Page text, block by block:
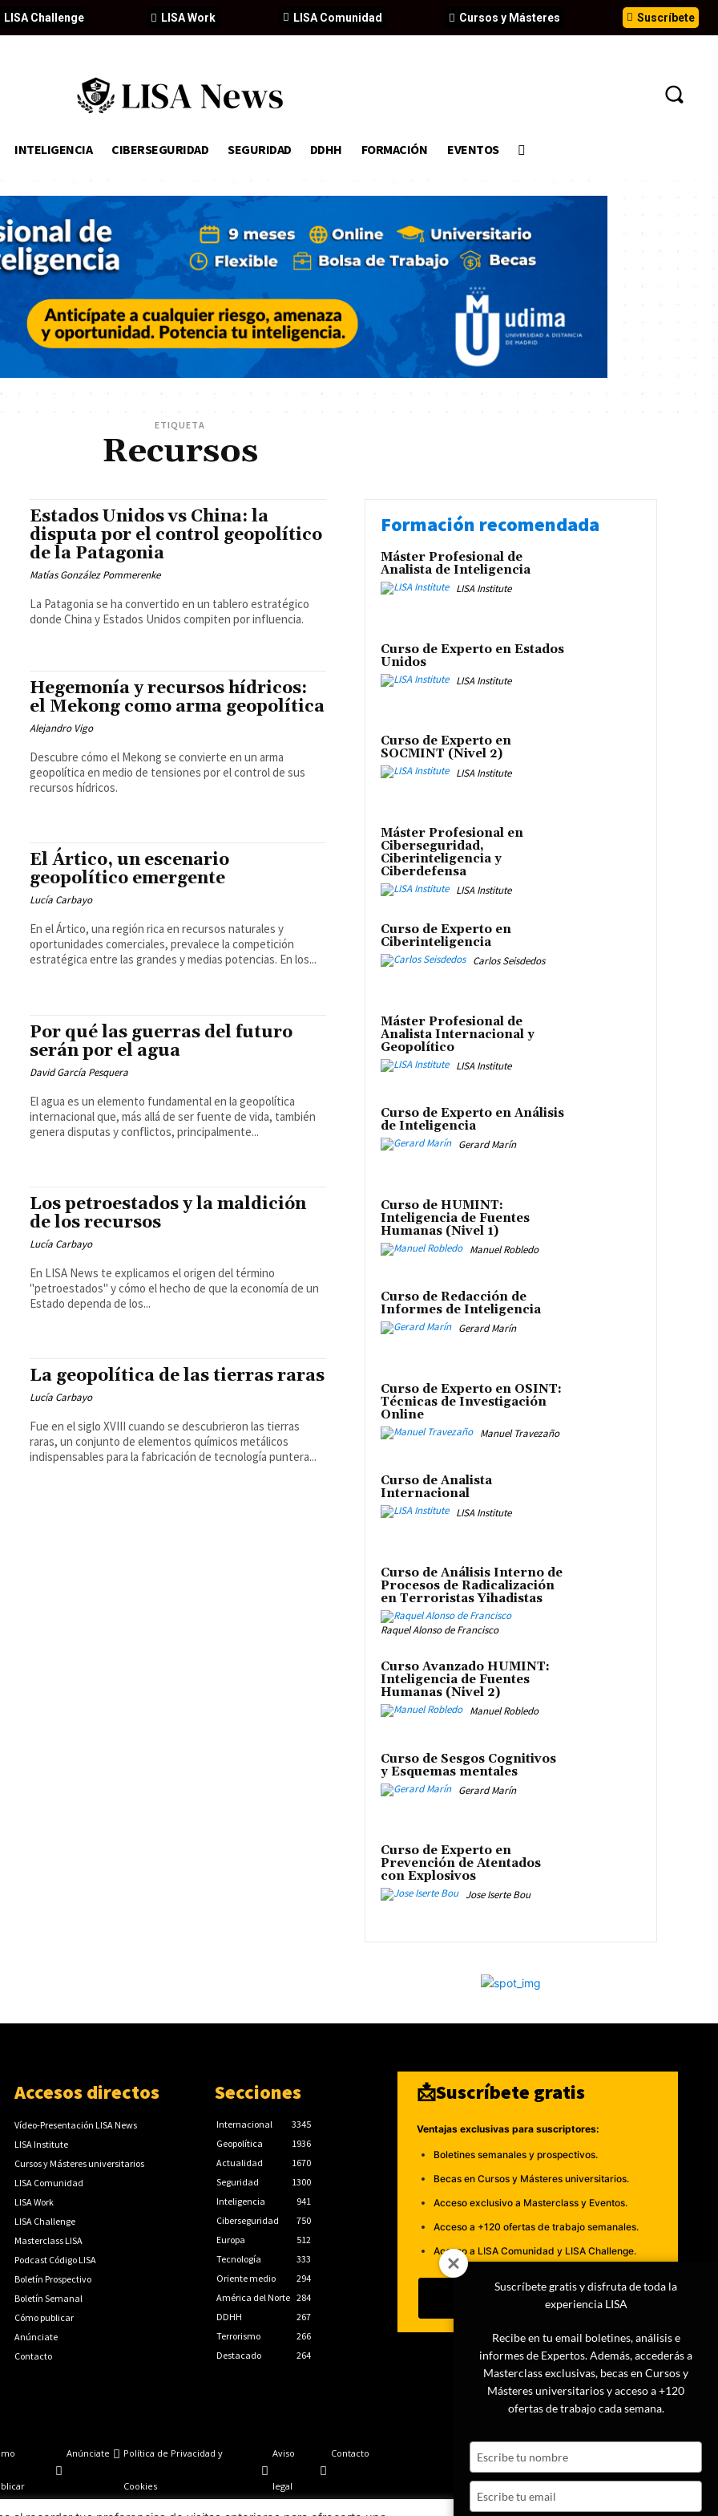
Suscríbete
Cursos y Másteres
LISA Comunidad
LISA Work
LISA Challenge
INTELIGENCIA CIBERSEGURIDAD SEGURIDAD DDHH FORMACIÓN EVENTOS
ETIQUETA
Recursos
Estados Unidos vs China: la
disputa por el control geopolítico
de la Patagonia
Matías González Pommerenke
La Patagonia se ha convertido en un tablero estratégico
donde China y Estados Unidos compiten por influencia.
Hegemonía y recursos hídricos:
el Mekong como arma geopolítica
Alejandro Vigo
Descubre cómo el Mekong se convierte en un arma
geopolítica en medio de tensiones por el control de sus
recursos hídricos.
El Ártico, un escenario
geopolítico emergente
Lucía Carbayo
En el Ártico, una región rica en recursos naturales y
oportunidades comerciales, prevalece la competición
estratégica entre las grandes y medias potencias. En los...
Por qué las guerras del futuro
serán por el agua
David García Pesquera
El agua es un elemento fundamental en la geopolítica
internacional que, más allá de ser fuente de vida, también
genera disputas y conflictos, principalmente...
Los petroestados y la maldición
de los recursos
Lucía Carbayo
En LISA News te explicamos el origen del término
"petroestados" y cómo el hecho de que la economía de un
Estado dependa de los...
La geopolítica de las tierras raras
Lucía Carbayo
Fue en el siglo XVIII cuando se descubrieron las tierras
raras, un conjunto de elementos químicos metálicos
indispensables para la fabricación de tecnología puntera...
Formación recomendada
Máster Profesional de
Analista de Inteligencia
LISA Institute
Curso de Experto en Estados
Unidos
LISA Institute
Curso de Experto en
SOCMINT (Nivel 2)
LISA Institute
Máster Profesional en
Ciberseguridad,
Ciberinteligencia y
Ciberdefensa
LISA Institute
Curso de Experto en
Ciberinteligencia
Carlos Seisdedos
Máster Profesional de
Analista Internacional y
Geopolítico
LISA Institute
Curso de Experto en Análisis
de Inteligencia
Gerard Marín
Curso de HUMINT:
Inteligencia de Fuentes
Humanas (Nivel 1)
Manuel Robledo
Curso de Redacción de
Informes de Inteligencia
Gerard Marín
Curso de Experto en OSINT:
Técnicas de Investigación
Online
Manuel Travezaño
Curso de Analista
Internacional
LISA Institute
Curso de Análisis Interno de
Procesos de Radicalización
en Terroristas Yihadistas
Raquel Alonso de Francisco
Curso Avanzado HUMINT:
Inteligencia de Fuentes
Humanas (Nivel 2)
Manuel Robledo
Curso de Sesgos Cognitivos
y Esquemas mentales
Gerard Marín
Curso de Experto en
Prevención de Atentados
con Explosivos
Jose Iserte Bou
Accesos directos
Vídeo-Presentación LISA News
LISA Institute
Cursos y Másteres universitarios
LISA Comunidad
LISA Work
LISA Challenge
Masterclass LISA
Podcast Código LISA
Boletín Prospectivo
Boletín Semanal
Cómo publicar
Anúnciate
Contacto
Secciones
Internacional
3345
Geopolítica
1936
Actualidad
1670
Seguridad
1300
Inteligencia
941
Ciberseguridad
750
Europa
512
Tecnología
333
Oriente medio
294
América del Norte 284
DDHH
267
Terrorismo
266
Destacado
264
📩Suscríbete gratis
Ventajas exclusivas para suscriptores:
Boletines semanales y prospectivos.
Becas en Cursos y Másteres universitarios.
Acceso exclusivo a Masterclass y Eventos.
Acceso a +120 ofertas de trabajo semanales.
Acceso a LISA Comunidad y LISA Challenge.
Suscribirme
Anúnciate Política de Privacidad y
Cookies
Aviso
legal
Contacto
LISA News©. Creative Commons BY-NC-ND.
Suscríbete gratis y disfruta de toda la
experiencia LISA
Recibe en tu email boletines, análisis e
informes de Expertos. Además, accederás a
Masterclass exclusivas, becas en Cursos y
Másteres universitarios y acceso a +120
ofertas de trabajo cada semana.
name